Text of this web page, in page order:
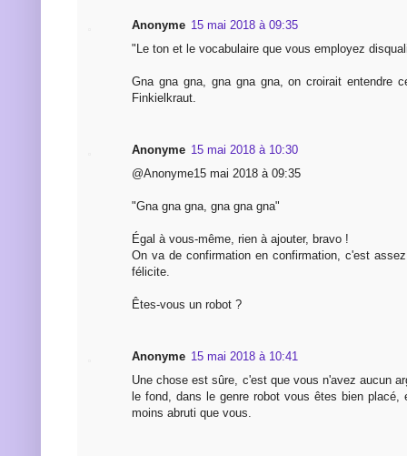
Anonyme 15 mai 2018 à 09:35
"Le ton et le vocabulaire que vous employez
Gna gna gna, gna gna gna, on croirait entendre
Finkielkraut.
Anonyme 15 mai 2018 à 10:30
@Anonyme15 mai 2018 à 09:35
"Gna gna gna, gna gna gna"
Égal à vous-même, rien à ajouter, bravo !
On va de confirmation en confirmation, c'est
félicite.
Êtes-vous un robot ?
Anonyme 15 mai 2018 à 10:41
Une chose est sûre, c'est que vous n'avez aucun
le fond, dans le genre robot vous êtes bien placé,
moins abruti que vous.